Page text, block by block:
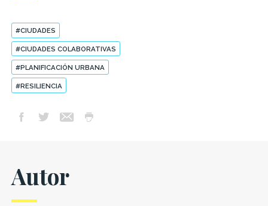
#CIUDADES
#CIUDADES COLABORATIVAS
#PLANIFICACIÓN URBANA
#RESILIENCIA
Autor